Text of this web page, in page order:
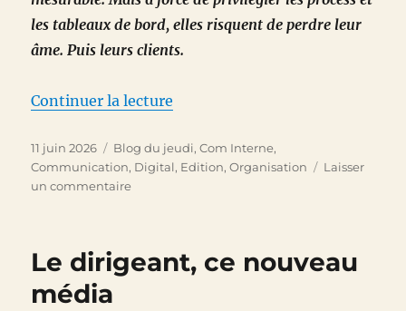
les tableaux de bord, elles risquent de perdre leur
âme. Puis leurs clients.
Continuer la lecture
Publié
le
11 juin 2026 Catégories
Blog du jeudi,Com Interne,
Communication, Digital, Edition,Organisation
Laisser
un commentairesur
différence
Le dirigeant, ce nouveau
média